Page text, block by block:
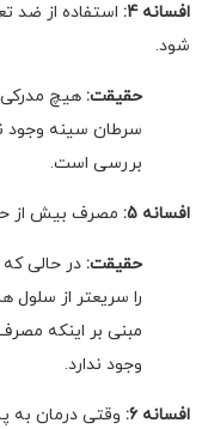
افسانه 4:
استفاده از ضد
شود.
حقیقت: هیچ مدرکی
سرطان سینه وجود
بررسی است.
افسانه 5: مصرف بیش از
حقیقت: در حالی
را سریعتر از
مبنی بر اینکه
وجود ندارد.
افسانه 6:
وقتی درمان به